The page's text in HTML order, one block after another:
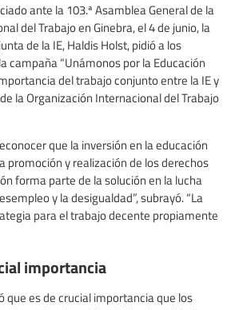
ante la 103.ª Asamblea General de la
del Trabajo en Ginebra, el 4 de junio, la
de la IE, Haldis Holst, pidió a los
campaña “Unámonos por la Educación
del trabajo conjunto entre la IE y
la Organización Internacional del Trabajo
que la inversión en la educación
promoción y realización de los derechos
forma parte de la solución en la lucha
y la desigualdad”, subrayó. “La
para el trabajo decente propiamente
importancia
que es de crucial importancia que los